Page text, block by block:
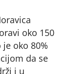
oko 150
oko 80%
da se
i u